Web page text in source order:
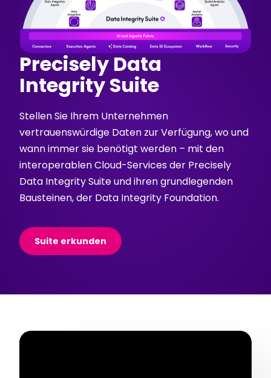
Precisely Data
Integrity Suite
Stellen Sie Ihrem Unternehmen
vertrauenswürdige Daten zur Verfügung, wo und
wann immer sie benötigt werden – mit den
interoperablen Cloud-Services der Precisely
Data Integrity Suite und ihren grundlegenden
Bausteinen, der Data Integrity Foundation.
Suite erkunden